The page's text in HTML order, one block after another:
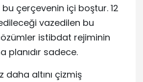
çerçevenin içi boştur. 12
vazedilen bu
istibdat rejiminin
planıdır sadece.
daha altını çizmiş